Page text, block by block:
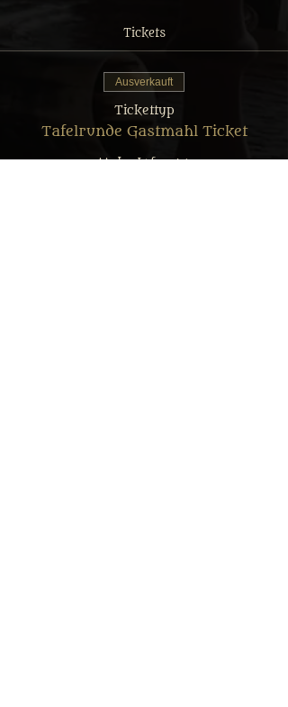
Tickets
Ausverkauft
Tickettyp
Tafelrunde Gastmahl Ticket
Mehr Infos